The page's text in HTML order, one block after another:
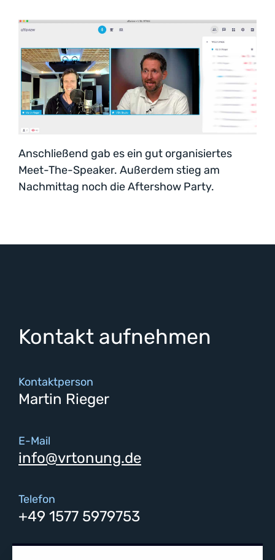
Anschließend gab es ein gut organisiertes
Meet-The-Speaker. Außerdem stieg am
Nachmittag noch die Aftershow Party.
Kontakt aufnehmen
Kontaktperson
Martin Rieger
E-Mail
info@vrtonung.de
Telefon
+49 1577 5979753